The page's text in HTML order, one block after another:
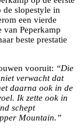
de slopestyle in
een vierde
van Peperkamp
beste prestatie
vooruit: “Die
verwacht dat
daarna ook in de
Ik zette ook in
schept
Mountain.”